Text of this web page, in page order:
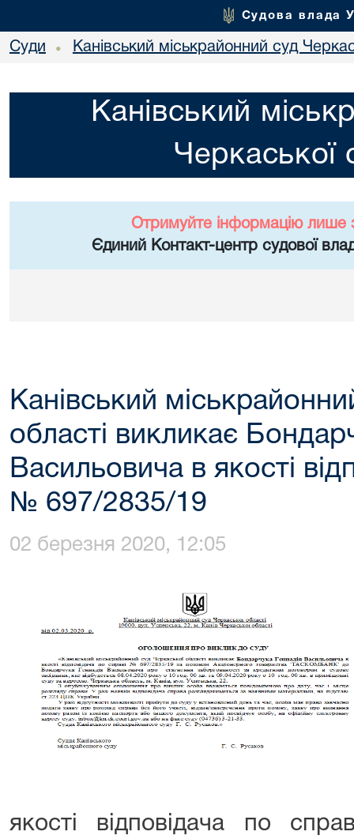
Судова влада
Суди • Канівський міськрайонний суд
Канівський
Черкаської
Отримуйте інформацію лише
Єдиний Контакт-центр судової
Канівський
області викликає
Васильовича в якості
№ 697/2835/19
02 березня 2020, 12:05
якості відповідача по